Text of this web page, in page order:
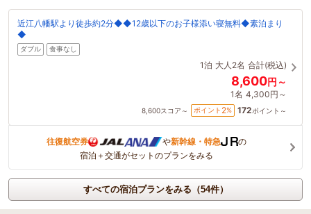
近江八幡駅より徒歩約2分◆◆12歳以下のお子様添い寝無料◆素泊まり
◆
ダブル 食事なし
1泊 大人2名 合計(税込)
8,600円～
1名 4,300円～
8,600スコア～ ポイント 2% 172ポイント～
往復航空券 や新幹線・特急
の
宿泊＋交通がセットのプランをみる
すべての宿泊プランをみる（54件）